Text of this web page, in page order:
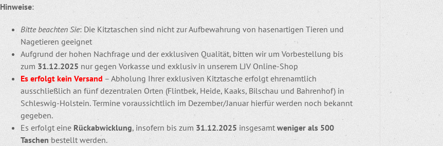
Hinweise:
Bitte beachten Sie: Die Kitztaschen sind nicht zur Aufbewahrung von hasenartigen Tieren und
Nagetieren geeignet
Aufgrund der hohen Nachfrage und der exklusiven Qualität, bitten wir um Vorbestellung bis
zum 31.12.2025 nur gegen Vorkasse und exklusiv in unserem LJV Online-Shop
Es erfolgt kein Versand – Abholung Ihrer exklusiven Kitztasche erfolgt ehrenamtlich
ausschließlich an fünf dezentralen Orten (Flintbek, Heide, Kaaks, Bilschau und Bahrenhof) in
Schleswig-Holstein. Termine voraussichtlich im Dezember/Januar hierfür werden noch bekannt
gegeben.
Es erfolgt eine Rückabwicklung, insofern bis zum 31.12.2025 insgesamt weniger als 500
Taschenbestellt werden.